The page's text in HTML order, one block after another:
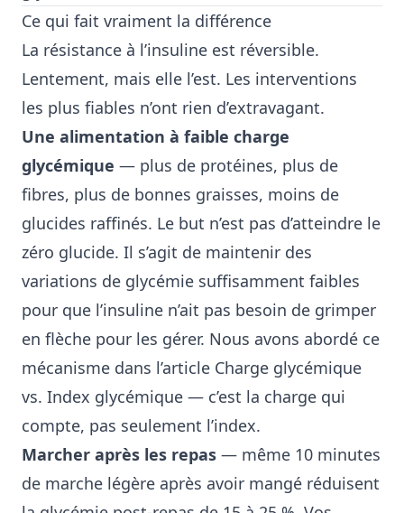
Ce qui fait vraiment la différence
La résistance à l’insuline est réversible.
Lentement, mais elle l’est. Les interventions
les plus fiables n’ont rien d’extravagant.
Une alimentation à faible charge
glycémique — plus de protéines, plus de
fibres, plus de bonnes graisses, moins de
glucides raffinés. Le but n’est pas d’atteindre le
zéro glucide. Il s’agit de maintenir des
variations de glycémie suffisamment faibles
pour que l’insuline n’ait pas besoin de grimper
en flèche pour les gérer. Nous avons abordé ce
mécanisme dans l’article Charge glycémique
vs. Index glycémique — c’est la charge qui
compte, pas seulement l’index.
Marcher après les repas — même 10 minutes
de marche légère après avoir mangé réduisent